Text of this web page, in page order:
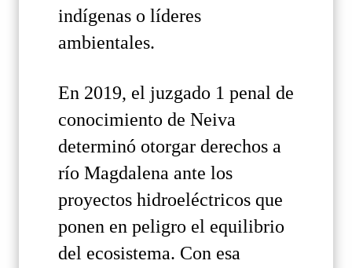
indígenas o líderes
ambientales.
En 2019, el juzgado 1 penal de
conocimiento de Neiva
determinó otorgar derechos a
río Magdalena ante los
proyectos hidroeléctricos que
ponen en peligro el equilibrio
del ecosistema. Con esa